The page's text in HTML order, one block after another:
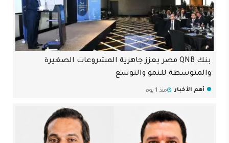
بنك QNB مصر يعزز جاهزية المشروعات الصغيرة
والمتوسطة للنمو والتوسع
أهم الأخبار منذ 1 يوم